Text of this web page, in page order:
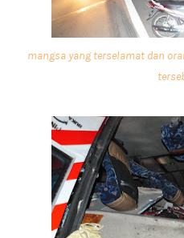
mangsa yang terselamat dan